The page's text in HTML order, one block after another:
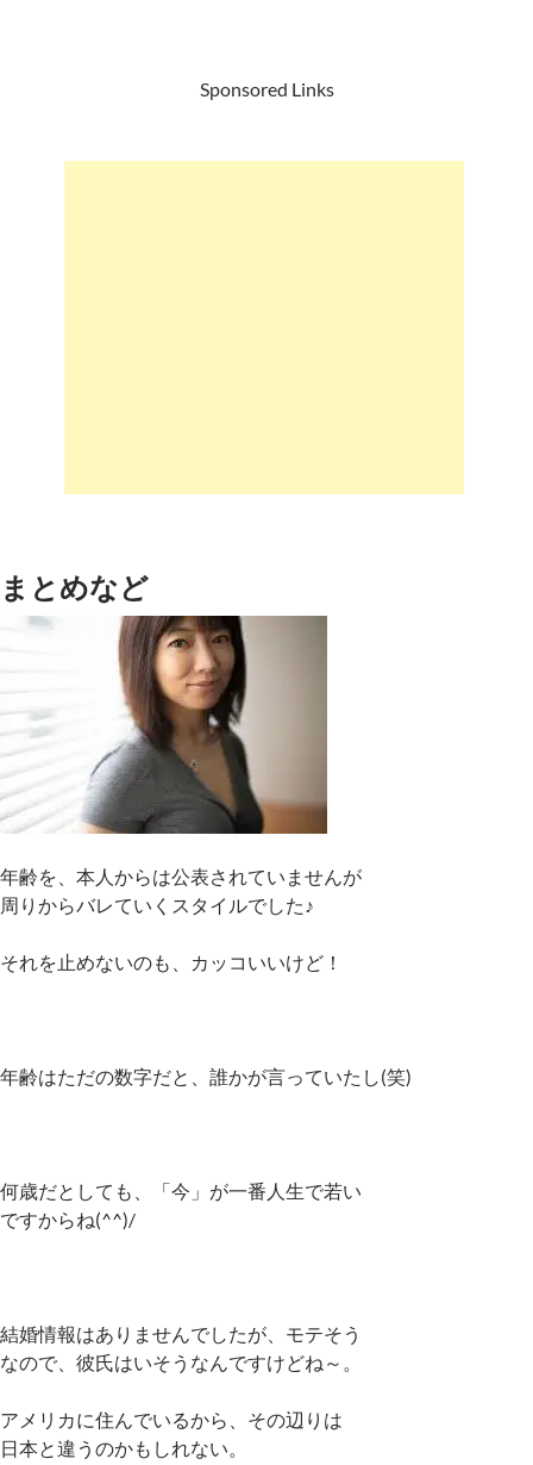
Sponsored Links
まとめなど
年齢を、本人からは公表されていませんが
周りからバレていくスタイルでした♪
それを止めないのも、カッコいいけど！
年齢はただの数字だと、誰かが言っていたし(笑)
何歳だとしても、「今」が一番人生で若い
ですからね(^^)/
結婚情報はありませんでしたが、モテそう
なので、彼氏はいそうなんですけどね～。
アメリカに住んでいるから、その辺りは
日本と違うのかもしれない。